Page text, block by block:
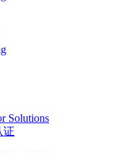
Solutions
证